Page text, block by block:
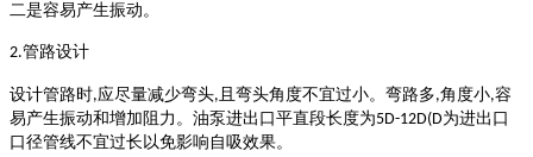
二是容易产生振动。
2.管路设计
设计管路时,应尽量减少弯头, 且弯头角度不宜过小。弯路多,角度小,容
易产生振动和增加阻力。油泵进出口平直段长度为5D-12D(D为进出口
口径管线不宜过长以免影响自吸效果。